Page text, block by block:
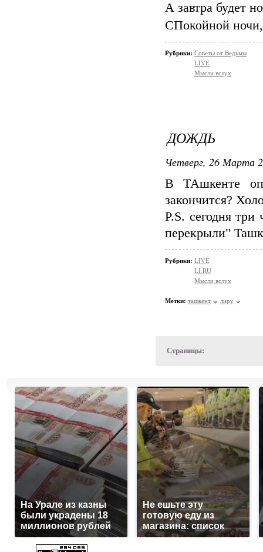
А завтра будет
СПокойной
Рубрики: Советы от Ведьмы
LIVE
Мысли вслух
ДОЖДЬ
Четверг, 26 Марта
В ТАшкенте
закончится?
P.S. сегодня
перекрыли"
Рубрики: LIVE
LI.RU
Мысли вслух
Метки: ташкент лиру
Страницы:
На Урале из казны
были украдены 18
миллионов рублей
Не ешьте эту
готовую еду из
магазина: список